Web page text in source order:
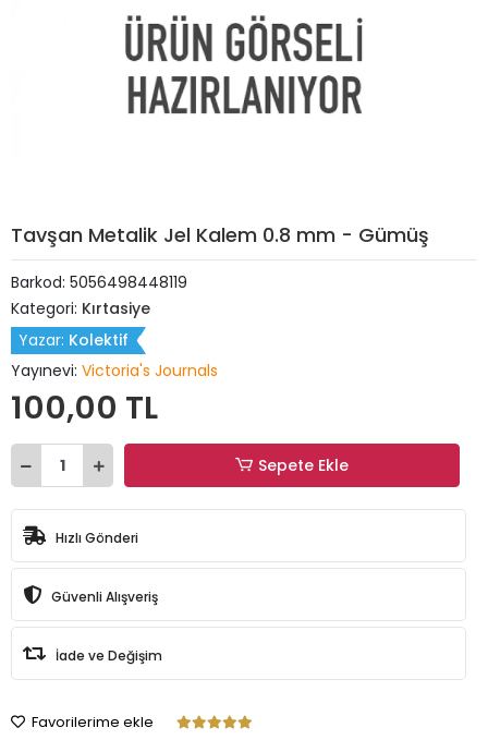
Tavşan Metalik Jel Kalem 0.8 mm - Gümüş
Barkod: 5056498448119
Kategori: Kırtasiye
Yazar: Kolektif
Yayınevi: Victoria's Journals
100,00 TL
Sepete Ekle
Hızlı Gönderi
Güvenli Alışveriş
İade ve Değişim
Favorilerime ekle